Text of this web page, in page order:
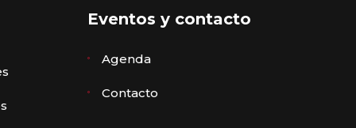
Eventos y contacto
Agenda
Contacto